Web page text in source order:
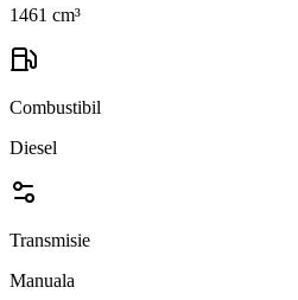
1461 cm³
Combustibil
Diesel
Transmisie
Manuala